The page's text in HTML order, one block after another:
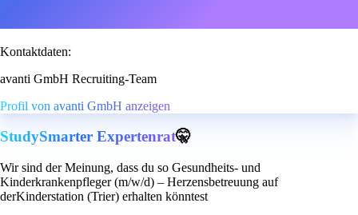
Kontaktdaten:
avanti GmbH Recruiting-Team
Profil von avanti GmbH anzeigen
StudySmarter Expertenrat🤫
Wir sind der Meinung, dass du so Gesundheits- und
Kinderkrankenpfleger (m/w/d) – Herzensbetreuung auf
derKinderstation (Trier) erhalten könntest